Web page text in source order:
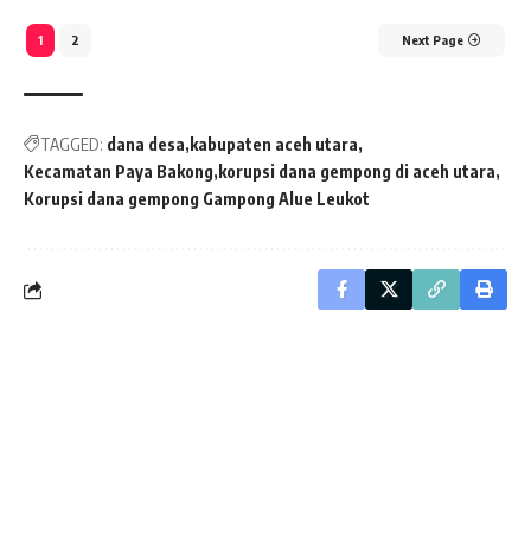
1 2 Next Page
TAGGED: dana desa kabupaten aceh utara
Kecamatan Paya Bakong korupsi dana gempong di aceh utara
Korupsi dana gempong Gampong Alue Leukot